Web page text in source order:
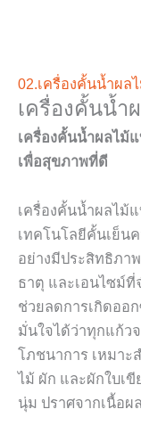
02.เครื่องคั้นน้ำผล
เครื่องคั้นน้ำ
เครื่องคั้นน้ำผลไม้
เพื่อสุขภาพที่ดี
เครื่องคั้นน้ำผลไม้
เทคโนโลยีคั้นเย็น
อย่างมีประสิทธิภา
ธาตุ และเอนไซม์ที่
ช่วยลดการเกิดออ
มั่นใจได้ว่าทุกแก้ว
โภชนาการ เหมา
ไม้ ผัก และผักใบเ
นุ่ม ปราศจากเนื้อผ